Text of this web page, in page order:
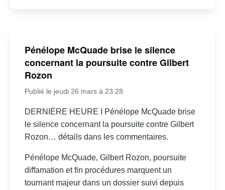
Pénélope McQuade brise le silence
concernant la poursuite contre Gilbert
Rozon
Publié le jeudi 26 mars à 23:28
DERNIÈRE HEURE I Pénélope McQuade brise
le silence concernant la poursuite contre Gilbert
Rozon… détails dans les commentaires.
Pénélope McQuade, Gilbert Rozon, poursuite
diffamation et fin procédures marquent un
tournant majeur dans un dossier suivi depuis